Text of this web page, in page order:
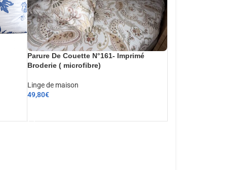
Parure De Couette N°161- Imprimé
Broderie ( microfibre)
Linge de maison
49,80€